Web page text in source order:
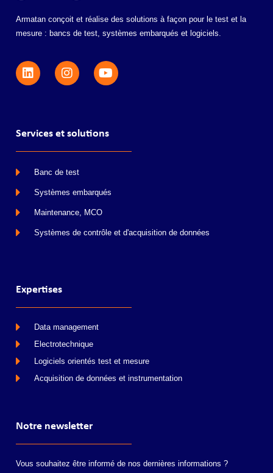
Armatan conçoit et réalise des solutions à façon pour le test et la
mesure : bancs de test, systèmes embarqués et logiciels.
Services et solutions
Banc de test
Systèmes embarqués
Maintenance, MCO
Systèmes de contrôle et d'acquisition de données
Expertises
Data management
Electrotechnique
Logiciels orientés test et mesure
Acquisition de données et instrumentation
Notre newsletter
Vous souhaitez être informé de nos dernières informations ?